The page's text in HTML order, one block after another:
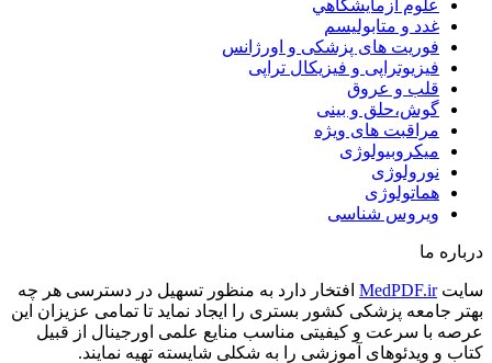
علوم آزمايشگاهي
غدد و متابولیسم
فوریت های پزشکی و اورژانس
فیزیوتراپی و فیزیکال تراپی
قلب و عروق
گوش،حلق و بینی
مراقبت های ویژه
میکروبیولوژی
نورولوژی
هماتولوژی
ویروس شناسی
درباره ما
سایتMedPDF.ir افتخار دارد به منظور تسهیل در دسترسی هر چه
بهتر جامعه پزشکی کشور بستری را ایجاد نماید تا تمامی عزیزان این
عرصه با سرعت و کیفیتی مناسب منایع علمی اورجینال از قبیل
کتاب و ویدئوهای آموزشی را به شکلی شایسته تهیه نمایند.